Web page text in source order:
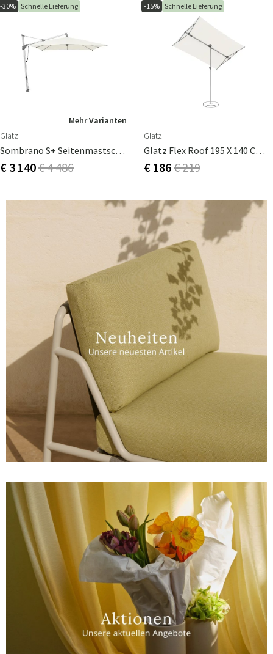
-30% Schnelle Lieferung
Mehr Varianten
Glatz
Sombrano S+ Seitenmastschrim 350x350 Cm Kat.5 Anodizerad Alu / 510 White
€ 3 140€ 4 486
-15% Schnelle Lieferung
Glatz
Glatz Flex Roof 195 X 140 Cm, Modell Kappa 1, Farbe Sandweiß
€ 186€ 219